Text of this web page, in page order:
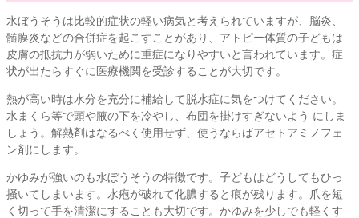
水ぼうそうは比較的症状の軽い病気と考えられていますが、脳炎、
髄膜炎などの合併症を起こすことがあり、アトピー体質の子どもは
皮膚の抵抗力が弱いために重症になりやすいと言われています。症
状が出たらすぐに医療機関を受診することが大切です。
熱が高い時は水分を充分に補給して脱水症に気をつけてください。
水まくら等で頭や腋の下を冷やし、布団を掛けすぎないよう にしま
しょう。解熱剤はなるべく使用せず、使うならばアセトアミノフェ
ン剤にします。
かゆみが強いのも水ぼうそうの特徴です。子どもはどうしてもひっ
掻いてしまいます。水疱が破れて化膿すると痕が残ります。爪を短
く切って手を清潔にすることも大切です。かゆみを少しでも軽くす